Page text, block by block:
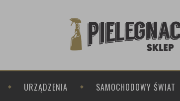
URZĄDZENIA SAMOCHODOWY ŚWIAT